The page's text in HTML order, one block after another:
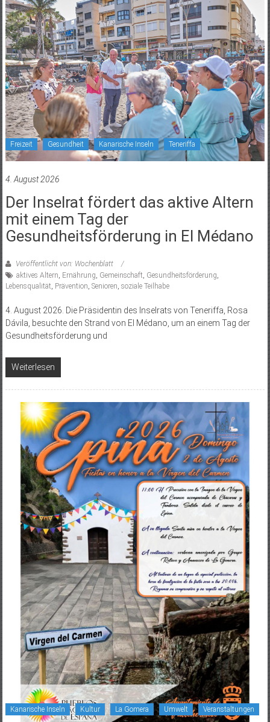
Freizeit Gesundheit Kanarische Inseln Teneriffa
4. August 2026
Der Inselrat fördert das aktive Altern
mit einem Tag der
Gesundheitsförderung in El Médano
Veröffentlicht von: Wochenblatt
aktives Altern Ernährung Gemeinschaft Gesundheitsförderung
Lebensqualität Prävention Senioren soziale Teilhabe
4. August 2026. Die Präsidentin des Inselrats von Teneriffa, Rosa
Dávila, besuchte den Strand von El Médano, um an einem Tag der
Gesundheitsförderung und
Weiterlesen
Kanarische Inseln Kultur La Gomera Umwelt Veranstaltungen